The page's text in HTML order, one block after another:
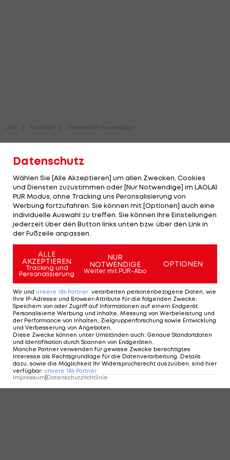
Datenschutz
Wählen Sie [Alle Akzeptieren] um allen Zwecken, Cookies
und Diensten zuzustimmen oder [Nur Notwendige] im LAOLA1
PUR Modus, ohne Tracking uns Peronsalisierung von
Werbung fortzufahren. Sie können mit [Optionen] auch eine
individuelle Auswahl zu treffen. Sie können Ihre Einstellungen
jederzeit über den Button links unten bzw. über den Link in
der Fußzeile anpassen.
ALLE
AKZEPTIEREN
Tracking und
Personalisierung
NUR
NOTWENDIGE
Weiter mit PUR-Abo
OPTIONEN
Wir und unsere 186 Partner verarbeiten personenbezogene Daten, wie
Ihre IP-Adresse und Browser-Attribute für die folgenden Zwecke:
Speichern von oder Zugriff auf Informationen auf einem Endgerät;
Personalisierte Werbung und Inhalte, Messung von Werbeleistung und
der Performance von Inhalten, Zielgruppenforschung sowie Entwicklung
und Verbesserung von Angeboten.
Diese Zwecke können unter Umständen auch: Genaue Standortdaten
und Identifikation durch Scannen von Endgeräten.
Manche Partner verwenden für gewisse Zwecke berechtigtes
Interesse als Rechtsgrundlage für die Datenverarbeitung. Details
dazu, sowie die Möglichkeit Ihr Widerspruchsrecht auszuüben, sind hier
verfügbar: unsere 186 Partner
Impressum Datenschutzrichtlinie